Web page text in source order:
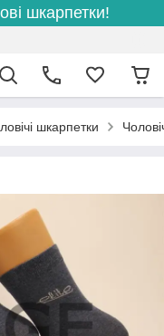
шкарпетки!
шкарпетки